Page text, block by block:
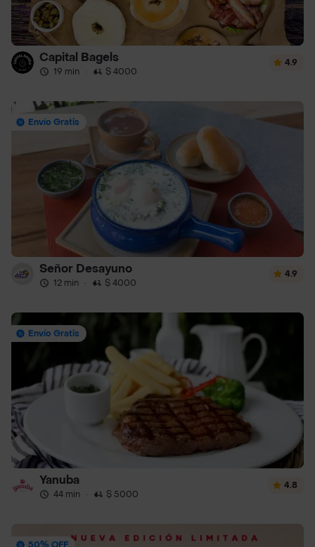
Capital Bagels
19 min · $ 4000
4.9
Envío Gratis
Señor Desayuno
12 min · $ 4000
4.9
Envío Gratis
Yanuba
44 min · $ 5000
4.8